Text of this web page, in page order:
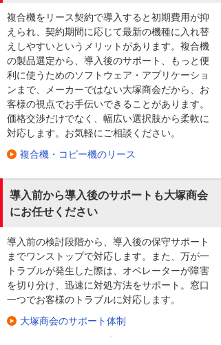
複合機をリース契約で導入すると初期費用が抑
えられ、契約期間に応じて最新の機種に入れ替
えしやすいというメリットがあります。複合機
の製品選定から、導入後のサポート、もっと便
利に使うためのソフトウェア・アプリケーショ
ンまで、メーカーではない大塚商会だから、お
客様の視点でお手伝いできることがあります。
価格交渉だけでなく、幅広い選択肢から柔軟に
対応します。お気軽にご相談ください。
複合機・コピー機のリース
導入前から導入後のサポートも大塚商会
にお任せください
導入前の検討段階から、導入後の保守サポート
までワンストップで対応します。また、万が一
トラブルが発生した際は、オペレーターが障害
を切り分け、迅速に対処方法をサポート。窓口
一つでお客様のトラブルに対応します。
大塚商会のサポート体制